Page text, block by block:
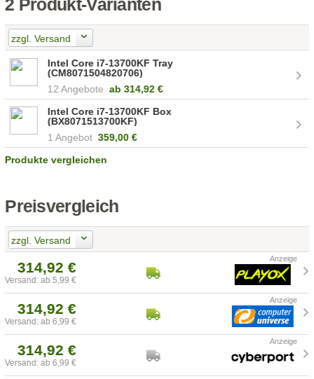
2 Produkt-Varianten
zzgl. Versand
Intel Core i7-13700KF Tray
(CM8071504820706)
12 Angebote ab 314,92 €
Intel Core i7-13700KF Box
(BX8071513700KF)
1 Angebot 359,00 €
Produkte vergleichen
Preisvergleich
zzgl. Versand
314,92 €
Versand: ab 5,99 €
314,92 €
Versand: ab 6,99 €
314,92 €
Versand: ab 6,99 €